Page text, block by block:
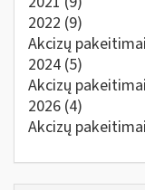
2022 (9)
Akcizų
2024 (5)
Akcizų
2026 (4)
Akcizų